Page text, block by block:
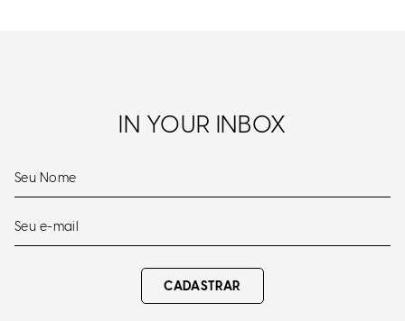
IN YOUR INBOX
CADASTRAR